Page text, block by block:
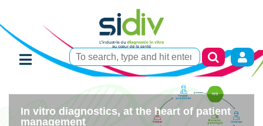
In vitro diagnostics, at the heart of patient
management